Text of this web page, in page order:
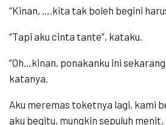
“Kinan, ….kita tak boleh begini
“Tapi aku cinta tante”, kataku.
“Oh…kinan, ponakanku ini sekarang
katanya.
Aku meremas toketnya lagi, kami
aku begitu, mungkin sepuluh menit,